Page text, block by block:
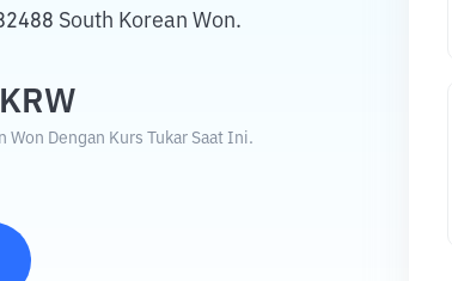
South Korean Won.
KRW
Dengan Kurs Tukar Saat Ini.